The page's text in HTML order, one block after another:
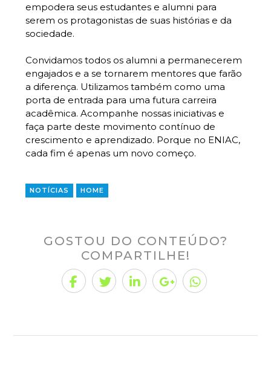
empodera seus estudantes e alumni para
serem os protagonistas de suas histórias e da
sociedade.
Convidamos todos os alumni a permanecerem
engajados e a se tornarem mentores que farão
a diferença. Utilizamos também como uma
porta de entrada para uma futura carreira
acadêmica. Acompanhe nossas iniciativas e
faça parte deste movimento contínuo de
crescimento e aprendizado. Porque no ENIAC,
cada fim é apenas um novo começo.
NOTÍCIAS HOME
GOSTOU DO CONTEÚDO?
COMPARTILHE!